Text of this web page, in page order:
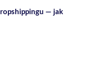
— jak